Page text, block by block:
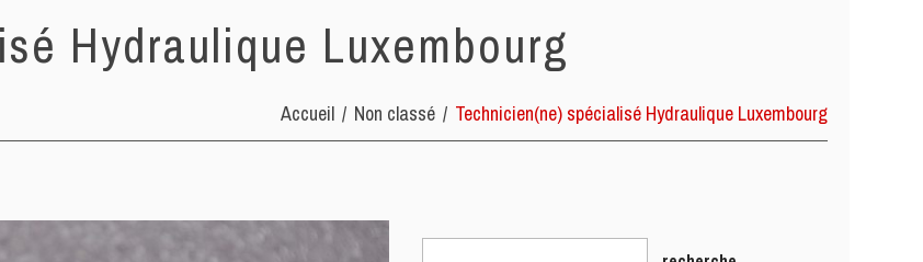
Hydraulique Luxembourg
Accueil Non classé Technicien(ne) spécialisé Hydraulique Luxembourg